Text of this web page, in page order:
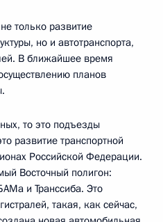
только развитие
но и автотранспорта,
В ближайшее время
планов
то это подъезды
развитие транспортной
Российской Федерации.
Восточный полигон:
и Транссиба. Это
такая, как сейчас,